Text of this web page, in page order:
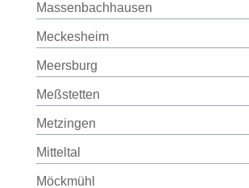
Massenbachhausen
Meckesheim
Meersburg
Meßstetten
Metzingen
Mitteltal
Möckmühl